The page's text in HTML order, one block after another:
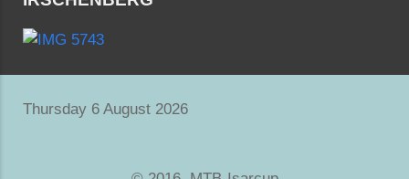
Thursday 6 August 2026